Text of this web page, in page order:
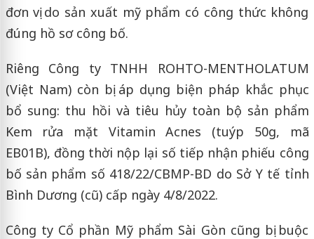
đơn vị do sản xuất mỹ phẩm có công thức không
đúng hồ sơ công bố.
Riêng Công ty TNHH ROHTO-MENTHOLATUM
(Việt Nam) còn bị áp dụng biện pháp khắc phục
bổ sung: thu hồi và tiêu hủy toàn bộ sản phẩm
Kem rửa mặt Vitamin Acnes (tuýp 50g, mã
EB01B), đồng thời nộp lại số tiếp nhận phiếu công
bố sản phẩm số 418/22/CBMP-BD do Sở Y tế tỉnh
Bình Dương (cũ) cấp ngày 4/8/2022.
Công ty Cổ phần Mỹ phẩm Sài Gòn cũng bị buộc